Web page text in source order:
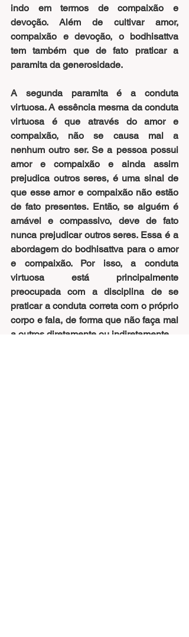
indo em termos de compaixão e
devoção. Além de cultivar amor,
compaixão e devoção, o bodhisattva
tem também que de fato praticar a
paramita da generosidade.
A segunda paramita é a conduta
virtuosa. A essência mesma da conduta
virtuosa é que através do amor e
compaixão, não se causa mal a
nenhum outro ser. Se a pessoa possui
amor e compaixão e ainda assim
prejudica outros seres, é uma sinal de
que esse amor e compaixão não estão
de fato presentes. Então, se alguém é
amável e compassivo, deve de fato
nunca prejudicar outros seres. Essa é a
abordagem do bodhisattva para o amor
e compaixão. Por isso, a conduta
virtuosa está principalmente
preocupada com a disciplina de se
praticar a conduta correta com o próprio
corpo e fala, de forma que não faça mal
a outros diretamente ou indiretamente.